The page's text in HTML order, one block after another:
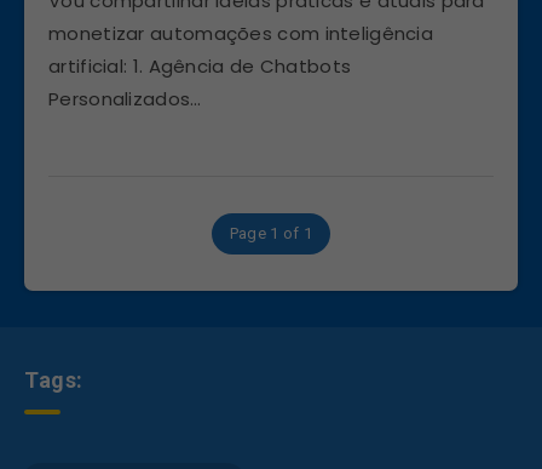
monetizar automações com inteligência
artificial: 1. Agência de Chatbots
Personalizados…
Page 1 of 1
Tags: